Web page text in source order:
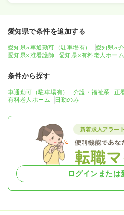
愛知県で条件を追加する
愛知県×車通勤可（駐車場有） 愛知県×
愛知県×准看護師
愛知県×有料老人ホーム
条件から探す
車通勤可（駐車場有） 介護・福祉系 正
有料老人ホーム
日勤のみ
ログインまたは